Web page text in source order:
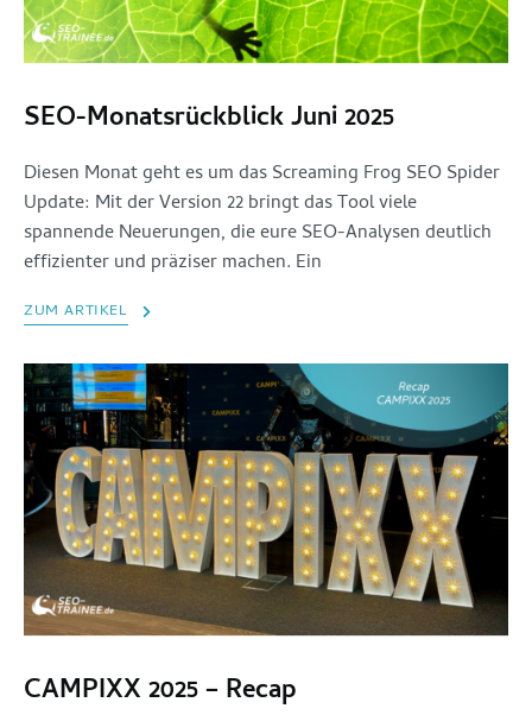
SEO-Monatsrückblick Juni 2025
Diesen Monat geht es um das Screaming Frog SEO Spider
Update: Mit der Version 22 bringt das Tool viele
spannende Neuerungen, die eure SEO-Analysen deutlich
effizienter und präziser machen. Ein
ZUM ARTIKEL
CAMPIXX 2025 – Recap